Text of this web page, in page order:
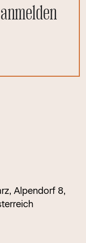
Alpendorf 8,